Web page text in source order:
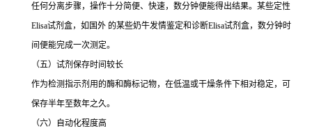
任何分离步骤，操作十分简便、快速，数分钟便能得出结果。某些定性
Elisa试剂盒，如国外 的某些奶牛发情鉴定和诊断Elisa试剂盒，数分钟时
间便能完成一次测定。
（五）试剂保存时间较长
作为检测指示剂用的酶和酶标记物，在低温或干燥条件下相对稳定，可
保存半年至数年之久。
（六）自动化程度高